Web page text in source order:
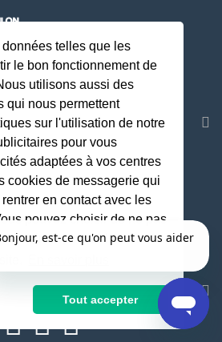
APPLICATIONS
LA COMMUNAUTE
telles que les
le bon fonctionnement de
utilisons aussi des
qui nous permettent
sur l'utilisation de notre
pour vous
adaptées à vos centres
cookies de messagerie qui
en contact avec les
pouvez choisir de ne pas
non indispensables au
Tout accepter